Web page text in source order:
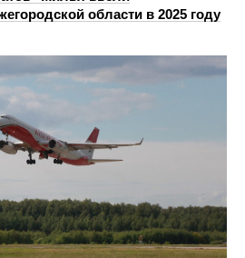
области в 2025 году